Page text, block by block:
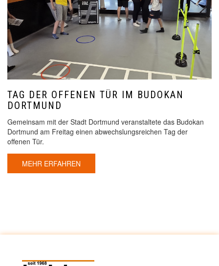
TAG DER OFFENEN TÜR IM BUDOKAN
DORTMUND
Gemeinsam mit der Stadt Dortmund veranstaltete das Budokan
Dortmund am Freitag einen abwechslungsreichen Tag der
offenen Tür.
MEHR ERFAHREN